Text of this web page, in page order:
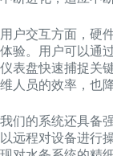
用户交互方面，硬
体验。用户可以通
仪表盘快速捕捉关
维人员的效率，也
我们的系统还具备
以远程对设备进行